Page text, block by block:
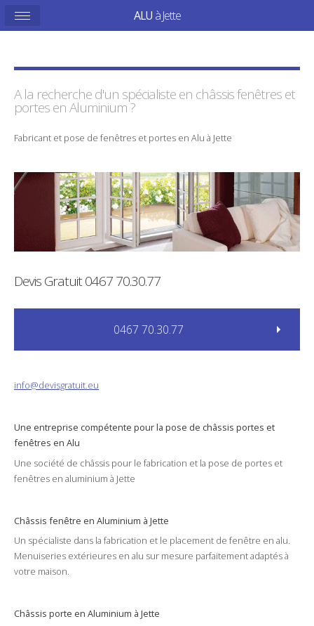
A la recherche d'un spécialiste en châssisfenêtres et
portes enAluminium?
Fabricant et pose de fenêtres et portes en Alu à Jette
Devis Gratuit0467 70.30.77
0467 70.30.77
info@devisgratuit.eu
Une entreprise compétente pour la pose de châssis portes et
fenêtres en Alu
Une société de châssis pour le fabrication et la pose de portes et
fenêtres en aluminium à Jette
Châssis fenêtre en Aluminium à Jette
Un spécialiste dans la fabrication et le placement de fenêtre en alu.
Menuiseries extérieures en alu sur mesure parfaitement adaptés à
votre maison.
Châssis porte en Aluminium à Jette
ALU à Jette